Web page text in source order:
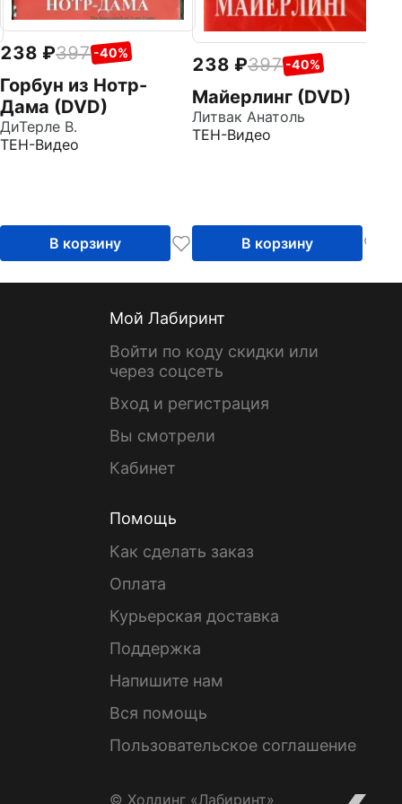
238 397 -40%
Горбун из Нотр-
Дама (DVD)
ДиТерле В.
ТЕН-Видео
В корзину
238 397 -40%
Майерлинг (DVD)
Литвак Анатоль
ТЕН-Видео
В корзину
Мой Лабиринт
Войти по коду скидки или
через соцсеть
Вход и регистрация
Вы смотрели
Кабинет
Помощь
Как сделать заказ
Оплата
Курьерская доставка
Поддержка
Напишите нам
Вся помощь
Пользовательское соглашение
© Холдинг «Лабиринт»